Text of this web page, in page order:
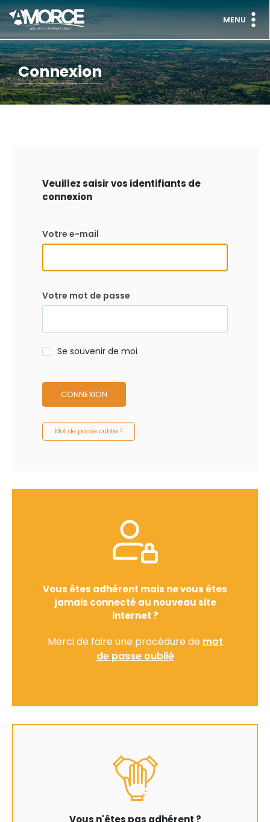
MENU
Connexion
Veuillez saisir vos identifiants de
connexion
Votre e-mail
Votre mot de passe
Se souvenir de moi
CONNEXION
Mot de passe oublié ?
Vous êtes adhérent mais ne vous êtes
jamais connecté au nouveau site
internet ?
Merci de faire une procédure de mot
de passe oublié
Vous n'êtes pas adhérent ?